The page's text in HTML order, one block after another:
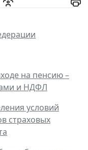
на пенсию –
и НДФЛ
условий
страховых